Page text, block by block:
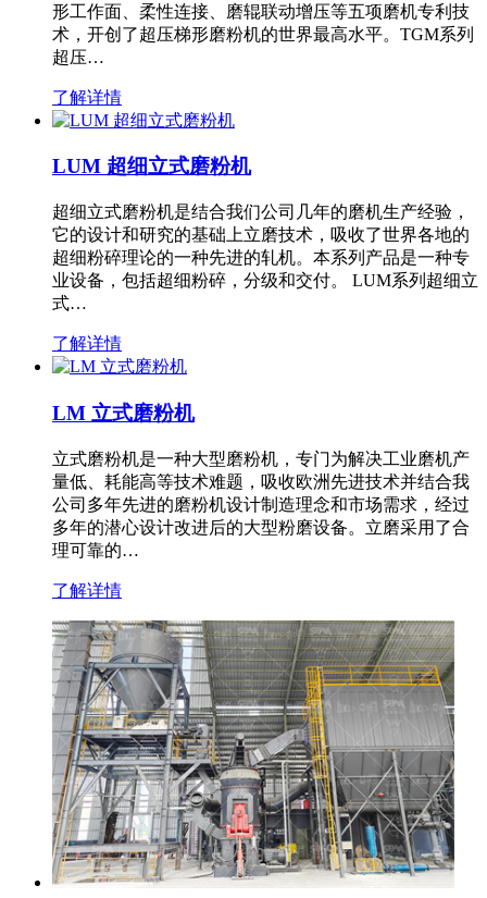
形工作面、柔性连接、磨辊联动增压等五项磨机专利技
术，开创了超压梯形磨粉机的世界最高水平。TGM系列
超压…
了解详情
LUM 超细立式磨粉机
超细立式磨粉机是结合我们公司几年的磨机生产经验，
它的设计和研究的基础上立磨技术，吸收了世界各地的
超细粉碎理论的一种先进的轧机。本系列产品是一种专
业设备，包括超细粉碎，分级和交付。 LUM系列超细立
式…
了解详情
LM 立式磨粉机
立式磨粉机是一种大型磨粉机，专门为解决工业磨机产
量低、耗能高等技术难题，吸收欧洲先进技术并结合我
公司多年先进的磨粉机设计制造理念和市场需求，经过
多年的潜心设计改进后的大型粉磨设备。立磨采用了合
理可靠的…
了解详情